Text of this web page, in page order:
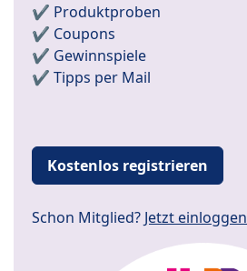
✔️ Produktproben
✔️ Coupons
✔️ Gewinnspiele
✔️ Tipps per Mail
Kostenlos registrieren
Schon Mitglied? Jetzt einloggen